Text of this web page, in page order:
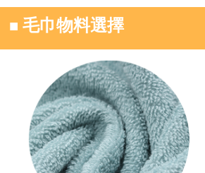
■ 毛巾物料選擇